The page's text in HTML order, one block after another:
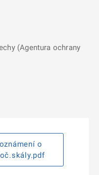
(Agentura ochrany
o